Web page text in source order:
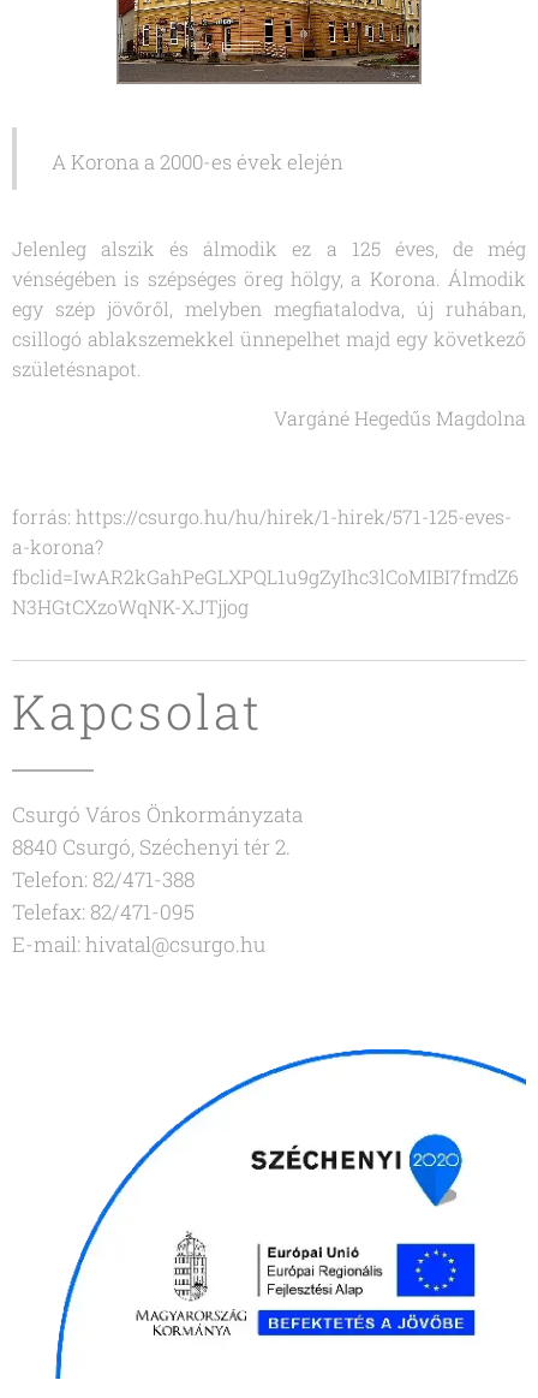
A Korona a 2000-es évek elején
Jelenleg alszik és álmodik ez a 125 éves, de még
vénségében is szépséges öreg hölgy, a Korona. Álmodik
egy szép jövőről, melyben megfiatalodva, új ruhában,
csillogó ablakszemekkel ünnepelhet majd egy következő
születésnapot.
Vargáné Hegedűs Magdolna
forrás: https://csurgo.hu/hu/hirek/1-hirek/571-125-eves-
a-korona?
fbclid=IwAR2kGahPeGLXPQL1u9gZyIhc3lCoMIBI7fmdZ6
N3HGtCXzoWqNK-XJTjjog
Kapcsolat
Csurgó Város Önkormányzata
8840 Csurgó, Széchenyi tér 2.
Telefon: 82/471-388
Telefax: 82/471-095
E-mail: hivatal@csurgo.hu